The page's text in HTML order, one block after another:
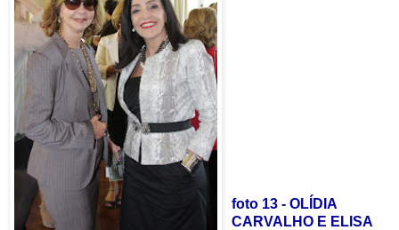
foto 13 - OLÍDIA
CARVALHO E ELISA